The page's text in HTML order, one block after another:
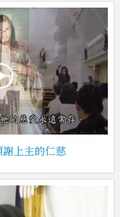
上主的仁慈